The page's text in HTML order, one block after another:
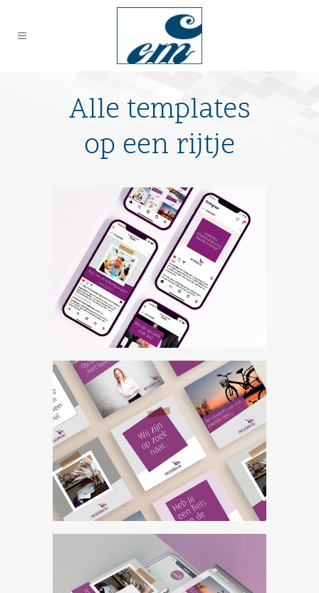
Alle templates
op een rijtje